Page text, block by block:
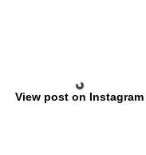
View post on Instagram